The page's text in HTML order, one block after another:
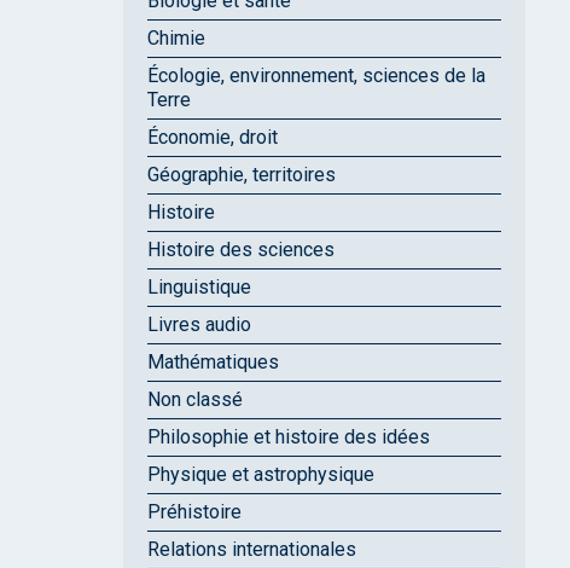
Chimie
Écologie, environnement, sciences de la
Terre
Économie, droit
Géographie, territoires
Histoire
Histoire des sciences
Linguistique
Livres audio
Mathématiques
Non classé
Philosophie et histoire des idées
Physique et astrophysique
Préhistoire
Relations internationales